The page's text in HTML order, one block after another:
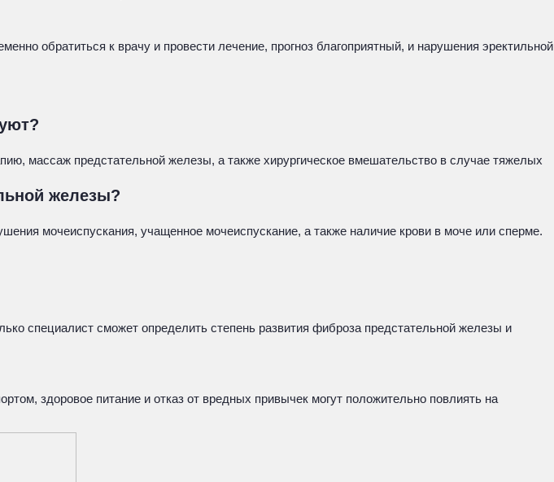
обратиться к врачу и провести лечение, прогноз благоприятный, и нарушения эректильной
массаж предстательной железы, а также хирургическое вмешательство в случае тяжелых
железы?
мочеиспускания, учащенное мочеиспускание, а также наличие крови в моче или сперме.
специалист сможет определить степень развития фиброза предстательной железы и
здоровое питание и отказ от вредных привычек могут положительно повлиять на